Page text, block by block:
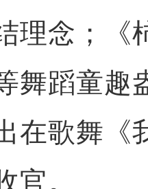
理念；《
舞蹈童趣
在歌舞《
官。